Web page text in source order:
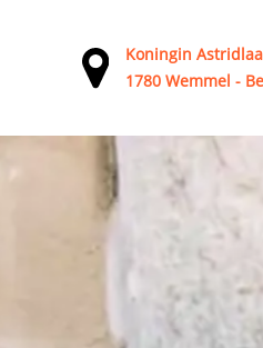
Koningin
1780 Wemmel -